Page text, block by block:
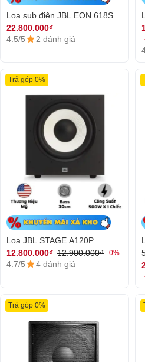
Loa sub điện JBL EON 618S
22.800.000₫
4.5/5
2 đánh giá
Loa JBL STAGE A120P
Trả góp 0%
12.800.000₫ 12.900.000₫ -0%
4.7/5 4 đánh giá
Trả góp 0%